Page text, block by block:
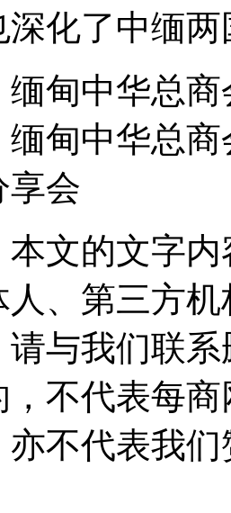
深化了中缅
甸中华总商
缅甸中华总
享会
本文的文字
、第三方
与我们联
不代表每
不代表我